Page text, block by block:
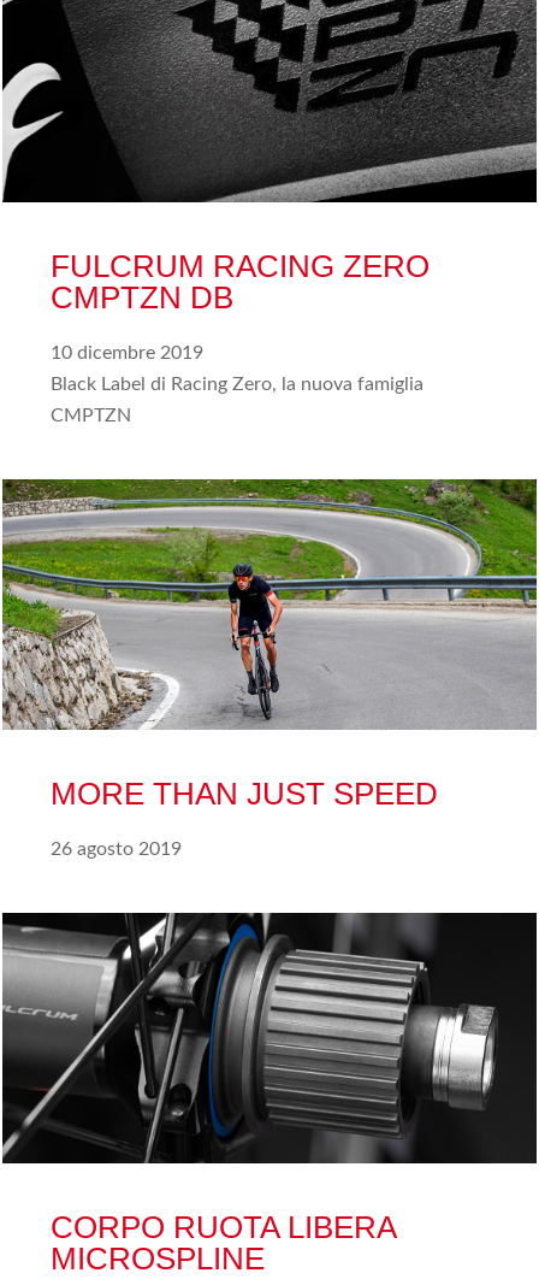
FULCRUM RACING ZERO
CMPTZN DB
10 dicembre 2019
Black Label di Racing Zero, la nuova famiglia
CMPTZN
MORE THAN JUST SPEED
26 agosto 2019
CORPO RUOTA LIBERA
MICROSPLINE